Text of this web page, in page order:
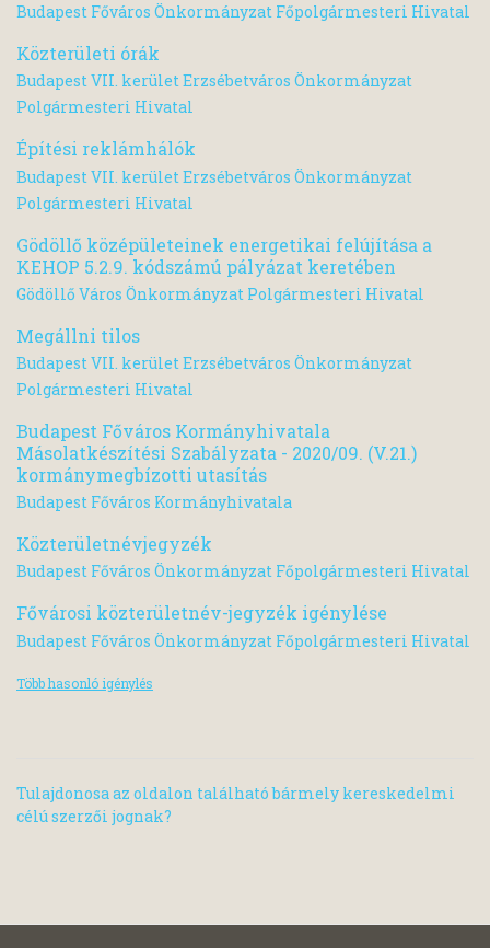
Budapest Főváros Önkormányzat Főpolgármesteri Hivatal
Közterületi órák
Budapest VII. kerület Erzsébetváros Önkormányzat
Polgármesteri Hivatal
Építési reklámhálók
Budapest VII. kerület Erzsébetváros Önkormányzat
Polgármesteri Hivatal
Gödöllő középületeinek energetikai felújítása a
KEHOP 5.2.9. kódszámú pályázat keretében
Gödöllő Város Önkormányzat Polgármesteri Hivatal
Megállni tilos
Budapest VII. kerület Erzsébetváros Önkormányzat
Polgármesteri Hivatal
Budapest Főváros Kormányhivatala
Másolatkészítési Szabályzata - 2020/09. (V.21.)
kormánymegbízotti utasítás
Budapest Főváros Kormányhivatala
Közterületnévjegyzék
Budapest Főváros Önkormányzat Főpolgármesteri Hivatal
Fővárosi közterületnév-jegyzék igénylése
Budapest Főváros Önkormányzat Főpolgármesteri Hivatal
Több hasonló igénylés
Tulajdonosa az oldalon található bármely kereskedelmi
célú szerzői jognak?